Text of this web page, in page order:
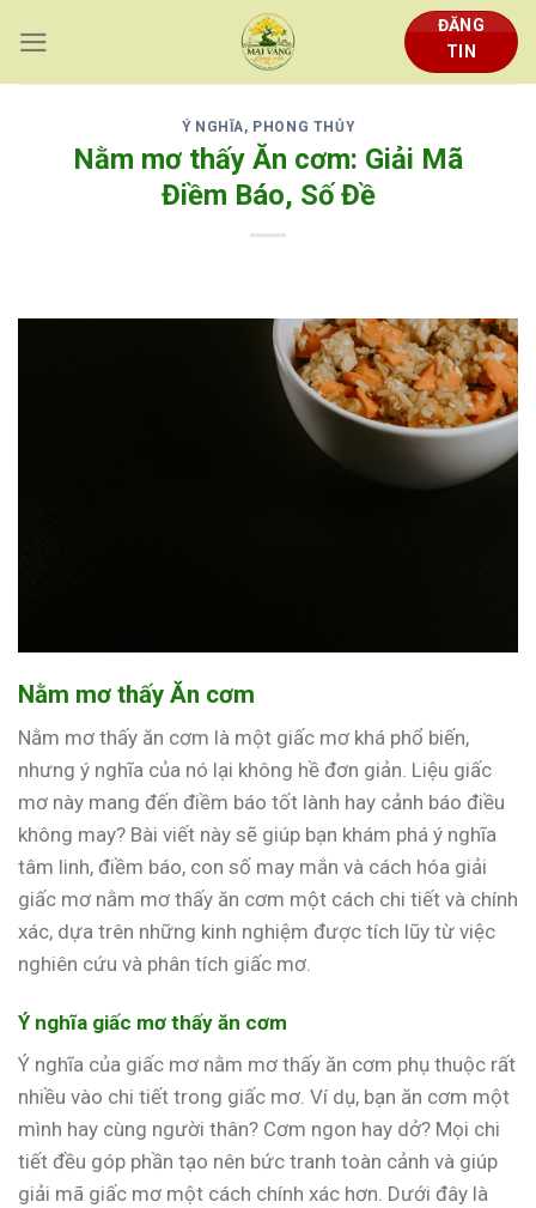
content
ĐĂNG
TIN
Ý NGHĨA, PHONG THỦY
Nằm mơ thấy Ăn cơm: Giải Mã
Điềm Báo, Số Đề
Nằm mơ thấy Ăn cơm
Nằm mơ thấy ăn cơm là một giấc mơ khá phổ biến,
nhưng ý nghĩa của nó lại không hề đơn giản. Liệu giấc
mơ này mang đến điềm báo tốt lành hay cảnh báo điều
không may? Bài viết này sẽ giúp bạn khám phá ý nghĩa
tâm linh, điềm báo, con số may mắn và cách hóa giải
giấc mơ nằm mơ thấy ăn cơm một cách chi tiết và chính
xác, dựa trên những kinh nghiệm được tích lũy từ việc
nghiên cứu và phân tích giấc mơ.
Ý nghĩa giấc mơ thấy ăn cơm
Ý nghĩa của giấc mơ nằm mơ thấy ăn cơm phụ thuộc rất
nhiều vào chi tiết trong giấc mơ. Ví dụ, bạn ăn cơm một
mình hay cùng người thân? Cơm ngon hay dở? Mọi chi
tiết đều góp phần tạo nên bức tranh toàn cảnh và giúp
giải mã giấc mơ một cách chính xác hơn. Dưới đây là